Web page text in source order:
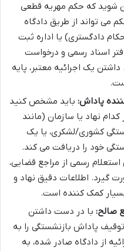
شوید که حکم مهریه قطعی
می تواند از طریق دادگاه
دادگستری) یا اداره ثبت
اسناد رسمی و درخواست
یک اجرائیه معتبر، پایه
باید مشخص کنید
نهاد یا سازمان (مانند
کشوری/لشکری، یا یک
خود را دریافت می کند.
رسمی از مراجع قضایی،
گیرد. اطلاعات دقیق نهاد و
کمک کننده است.
با در دست داشتن
پاداش بازنشستگی را به
از دادگاه صادر شده، به